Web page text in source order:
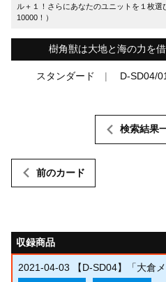
ル＋１！さらにあなたのユニットを１枚選
10000！）
樹角獣は大地と海の力を
スタンダード D-SD04/
前のカード
検索結果
収録商品
2021-04-03 【D-SD04】「大倉